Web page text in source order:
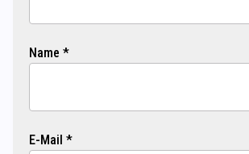
Name *
E-Mail *